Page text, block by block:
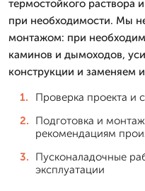
термостойкого раствора
при необходимости. Мы
монтажом: при
каминов и дымоходов,
конструкции и заменяем
Проверка проекта и
Подготовка и
рекомендациям
Пусконаладочные
эксплуатации